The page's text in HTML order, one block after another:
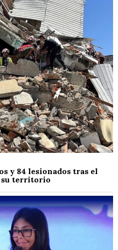
y 84 lesionados tras el
su territorio